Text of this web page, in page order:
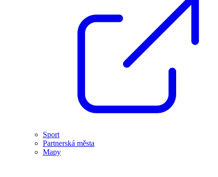
Sport
Partnerská města
Mapy